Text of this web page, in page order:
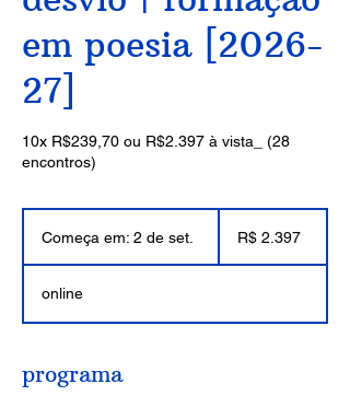
em poesia [2026-
27]
10x R$239,70 ou R$2.397 à vista_ (28
encontros)
Começa em: 2 de set.
ç
brasileiros
R$ 2.397
online
programa